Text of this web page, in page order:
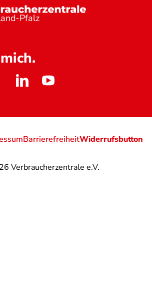
Pfalz
Verbraucherzentrale e.V.
BarrierefreiheitWiderrufsbutton